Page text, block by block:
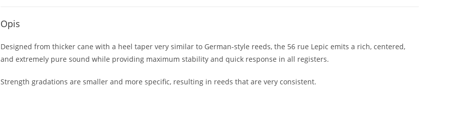
Opis
Designed from thicker cane with a heel taper very similar to German-style reeds, the 56 rue Lepic emits a rich, centered,
and extremely pure sound while providing maximum stability and quick response in all registers.
Strength gradations are smaller and more specific, resulting in reeds that are very consistent.